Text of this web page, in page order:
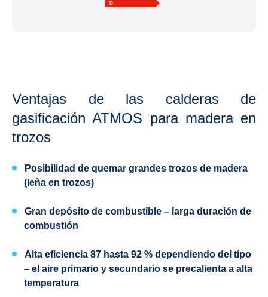
Ventajas de las calderas de
gasificación ATMOS para madera en
trozos
Posibilidad de quemar grandes trozos de madera
(leña en trozos)
Gran depósito de combustible – larga duración de
combustión
Alta eficiencia 87 hasta 92 % dependiendo del tipo
– el aire primario y secundario se precalienta a alta
temperatura